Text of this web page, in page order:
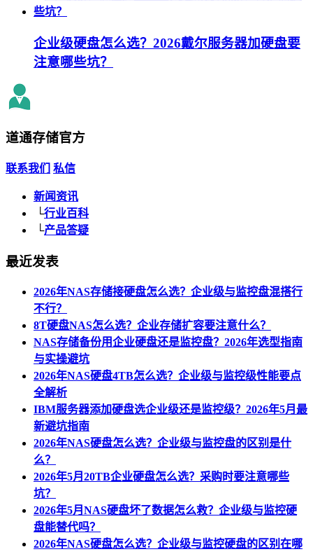
企业级硬盘怎么选？2026戴尔服务器加硬盘要
注意哪些坑？
道通存储官方
联系我们 私信
新闻资讯
└行业百科
└产品答疑
最近发表
2026年NAS存储接硬盘怎么选？企业级与监控盘混搭行
不行？
8T硬盘NAS怎么选？企业存储扩容要注意什么？
NAS存储备份用企业硬盘还是监控盘？2026年选型指南
与实操避坑
2026年NAS硬盘4TB怎么选？企业级与监控级性能要点
全解析
IBM服务器添加硬盘选企业级还是监控级？2026年5月最
新避坑指南
2026年NAS硬盘怎么选？企业级与监控盘的区别是什
么？
2026年5月20TB企业硬盘怎么选？采购时要注意哪些
坑？
2026年5月NAS硬盘坏了数据怎么救？企业级与监控硬
盘能替代吗？
2026年NAS硬盘怎么选？企业级与监控硬盘的区别在哪